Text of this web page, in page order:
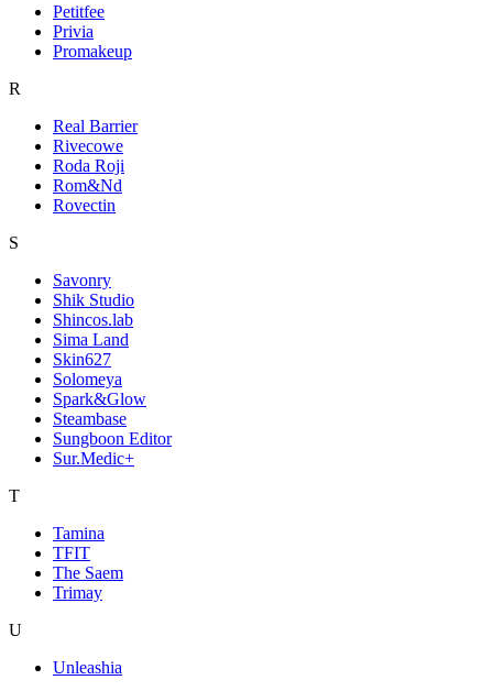
Petitfee
Privia
Promakeup
R
Real Barrier
Rivecowe
Roda Roji
Rom&Nd
Rovectin
S
Savonry
Shik Studio
Shincos.lab
Sima Land
Skin627
Solomeya
Spark&Glow
Steambase
Sungboon Editor
Sur.Medic+
T
Tamina
TFIT
The Saem
Trimay
U
Unleashia